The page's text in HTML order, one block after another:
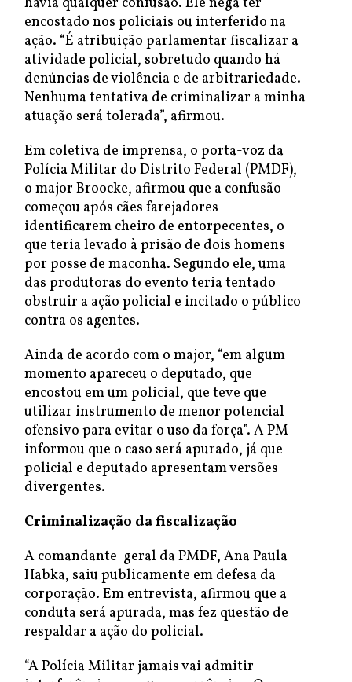
encostado nos policiais ou interferido na
ação. “É atribuição parlamentar fiscalizar a
atividade policial, sobretudo quando há
denúncias de violência e de arbitrariedade.
Nenhuma tentativa de criminalizar a minha
atuação será tolerada”, afirmou.
Em coletiva de imprensa, o porta-voz da
Polícia Militar do Distrito Federal (PMDF),
o major Broocke, afirmou que a confusão
começou após cães farejadores
identificarem cheiro de entorpecentes, o
que teria levado à prisão de dois homens
por posse de maconha. Segundo ele, uma
das produtoras do evento teria tentado
obstruir a ação policial e incitado o público
contra os agentes.
Ainda de acordo com o major, “em algum
momento apareceu o deputado, que
encostou em um policial, que teve que
utilizar instrumento de menor potencial
ofensivo para evitar o uso da força”. A PM
informou que o caso será apurado, já que
policial e deputado apresentam versões
divergentes.
Criminalização da fiscalização
A comandante-geral da PMDF, Ana Paula
Habka, saiu publicamente em defesa da
corporação. Em entrevista, afirmou que a
conduta será apurada, mas fez questão de
respaldar a ação do policial.
“A Polícia Militar jamais vai admitir